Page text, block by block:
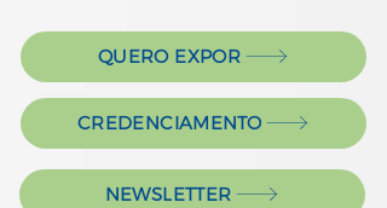
QUERO EXPOR
CREDENCIAMENTO
NEWSLETTER